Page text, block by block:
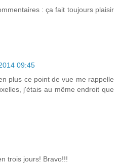
: ça fait toujours plaisir
09:45
plus ce point de vue me rappelle
j'étais au même endroit que
trois jours! Bravo!!!